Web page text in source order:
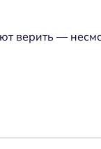
верить —